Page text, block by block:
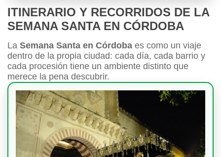
ITINERARIO Y RECORRIDOS DE LA
SEMANA SANTA EN CÓRDOBA
La Semana Santa en Córdoba es como un viaje
dentro de la propia ciudad: cada día, cada barrio y
cada procesión tiene un ambiente distinto que
merece la pena descubrir.